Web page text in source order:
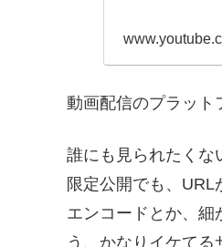
動画配信のプラット
誰にも見られたくな
限定公開でも、URL
エンコードとか、細
う、かなりイケてる